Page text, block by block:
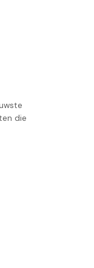
die